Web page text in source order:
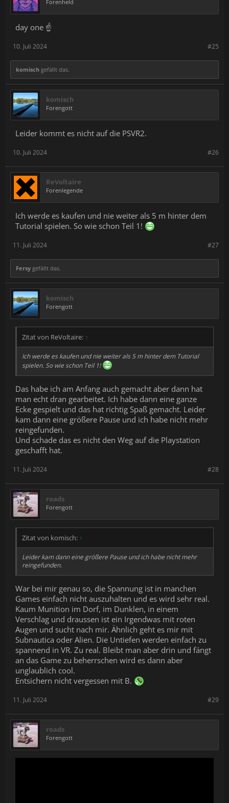
Forenheld
day one ☝️
#25
10. Juli 2024
komisch gefällt das.
komisch
Forengott
Leider kommt es nicht auf die PSVR2.
#26
10. Juli 2024
ReVoltaire
Forenlegende
Ich werde es kaufen und nie weiter als 5 m hinter dem
Tutorial spielen. So wie schon Teil 1!
#27
11. Juli 2024
Fersy gefällt das.
komisch
Forengott
Zitat von ReVoltaire: ↑
Ich werde es kaufen und nie weiter als 5 m hinter dem Tutorial
spielen. So wie schon Teil 1!
Das habe ich am Anfang auch gemacht aber dann hat
man echt dran gearbeitet. Ich habe dann eine ganze
Ecke gespielt und das hat richtig Spaß gemacht. Leider
kam dann eine größere Pause und ich habe nicht mehr
reingefunden.
Und schade das es nicht den Weg auf die Playstation
geschafft hat.
#28
11. Juli 2024
roads
Forengott
Zitat von komisch: ↑
Leider kam dann eine größere Pause und ich habe nicht mehr
reingefunden.
War bei mir genau so, die Spannung ist in manchen
Games einfach nicht auszuhalten und es wird sehr real.
Kaum Munition im Dorf, im Dunklen, in einem
Verschlag und draussen ist ein Irgendwas mit roten
Augen und sucht nach mir. Ähnlich geht es mir mit
Subnautica oder Alien. Die Untiefen werden einfach zu
spannend in VR. Zu real. Bleibt man aber drin und fängt
an das Game zu beherrschen wird es dann aber
unglaublich cool.
Entsichern nicht vergessen mit B.
#29
11. Juli 2024
roads
Forengott